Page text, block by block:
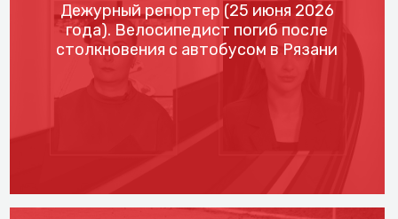
Дежурный репортер (25 июня 2026
года). Велосипедист погиб после
столкновения с автобусом в Рязани